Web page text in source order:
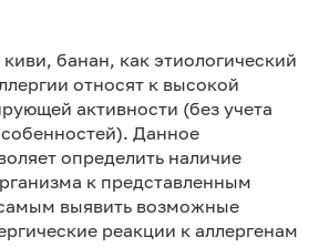
банан, как этиологический
относят к высокой
активности (без учета
Данное
определить наличие
к представленным
выявить возможные
реакции к аллергенам